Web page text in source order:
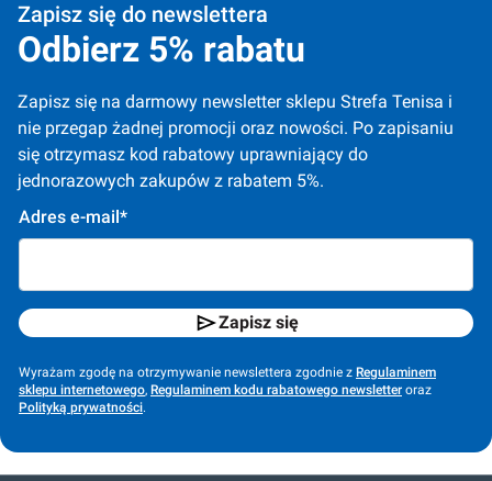
Zapisz się do newslettera
Odbierz 5% rabatu
Zapisz się na darmowy newsletter sklepu Strefa Tenisa i
nie przegap żadnej promocji oraz nowości. Po zapisaniu
się otrzymasz kod rabatowy uprawniający do
jednorazowych zakupów z rabatem 5%.
Adres e-mail*
Zapisz się
Wyrażam zgodę na otrzymywanie newslettera zgodnie z Regulaminem
sklepu internetowego, Regulaminem kodu rabatowego newsletter oraz
Polityką prywatności.